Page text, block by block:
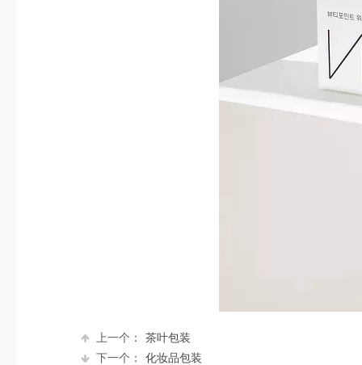
上一个：
茶叶包装
下一个：
化妆品包装